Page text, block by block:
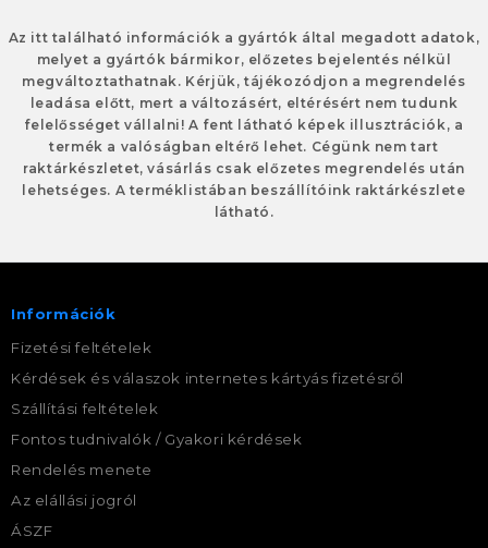
Az itt található információk a gyártók által megadott adatok,
melyet a gyártók bármikor, előzetes bejelentés nélkül
megváltoztathatnak. Kérjük, tájékozódjon a megrendelés
leadása előtt, mert a változásért, eltérésért nem tudunk
felelősséget vállalni! A fent látható képek illusztrációk, a
termék a valóságban eltérő lehet. Cégünk nem tart
raktárkészletet, vásárlás csak előzetes megrendelés után
lehetséges. A terméklistában beszállítóink raktárkészlete
látható.
Információk
Fizetési feltételek
Kérdések és válaszok internetes kártyás fizetésről
Szállítási feltételek
Fontos tudnivalók / Gyakori kérdések
Rendelés menete
Az elállási jogról
ÁSZF